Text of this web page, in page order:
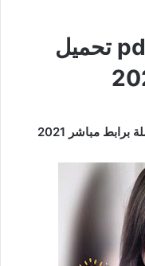
رواية أحببني بلطجي pdf تحميل